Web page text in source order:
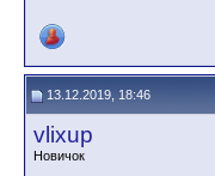
13.12.2019, 18:46
vlixup
Новичок